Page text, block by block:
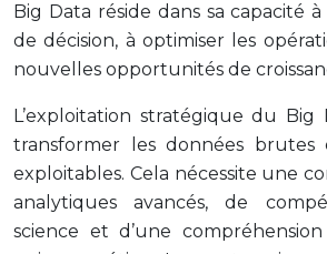
Big Data réside dans sa capacité
de décision, à optimiser les
nouvelles opportunités de
L’exploitation stratégique du
transformer les données brutes
exploitables. Cela nécessite une
analytiques avancés, de
science et d’une